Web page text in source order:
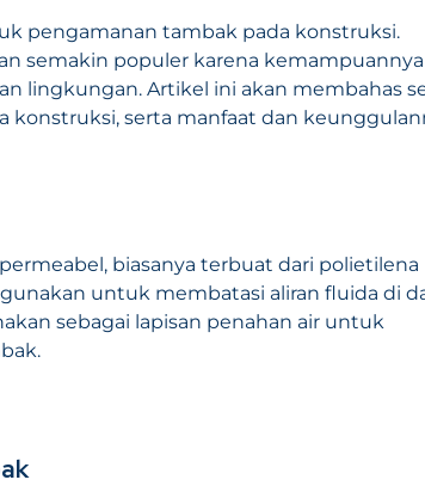
pengamanan tambak pada konstruksi.
semakin populer karena kemampuannya
lingkungan. Artikel ini akan membahas
konstruksi, serta manfaat dan
biasanya terbuat dari polietilena
untuk membatasi aliran fluida di
sebagai lapisan penahan air untuk